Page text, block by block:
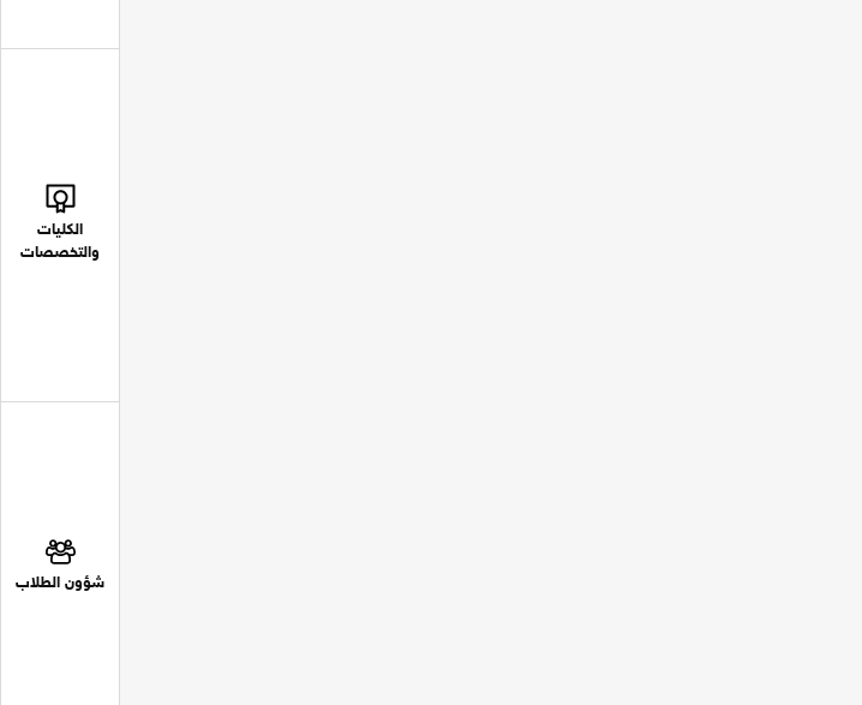
الكليات
والتخصصات
شؤون الطلاب